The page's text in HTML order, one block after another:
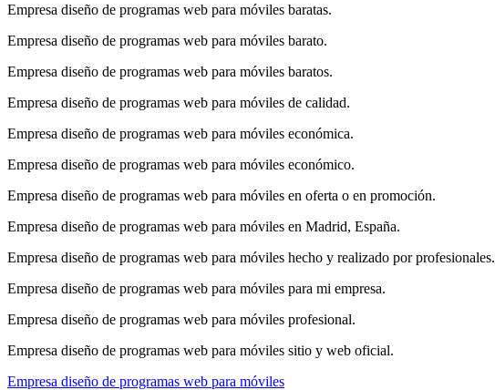
Empresa diseño de programas web para móviles baratas.
Empresa diseño de programas web para móviles barato.
Empresa diseño de programas web para móviles baratos.
Empresa diseño de programas web para móviles de calidad.
Empresa diseño de programas web para móviles económica.
Empresa diseño de programas web para móviles económico.
Empresa diseño de programas web para móviles en oferta o en promoción.
Empresa diseño de programas web para móviles en Madrid, España.
Empresa diseño de programas web para móviles hecho y realizado por profesionales.
Empresa diseño de programas web para móviles para mi empresa.
Empresa diseño de programas web para móviles profesional.
Empresa diseño de programas web para móviles sitio y web oficial.
Empresa diseño de programas web para móviles